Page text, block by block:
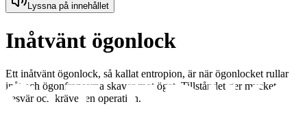
Lyssna på innehållet
Inåtvänt ögonlock
Ett inåtvänt ögonlock, så kallat entropion, är när ögonlocket rullar
inåt och ögonfransarna skaver mot ögat. Tillståndet ger mycket
besvär och kräver en operation.